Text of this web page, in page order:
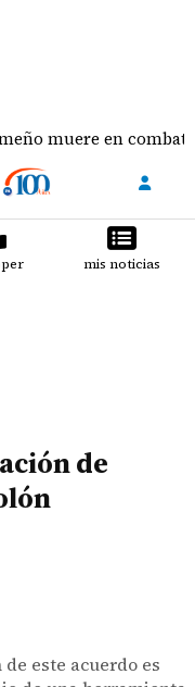
en combate tras
mis noticias
de
este acuerdo es